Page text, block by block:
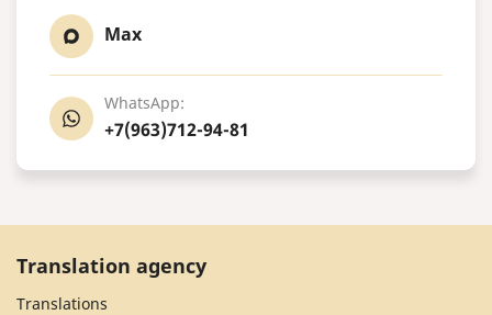
Max
WhatsApp:
+7(963)712-94-81
Translation agency
Translations